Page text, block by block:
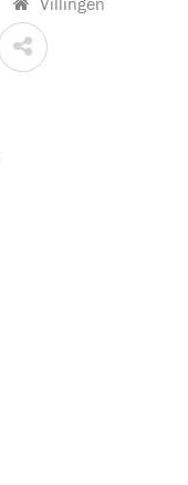
Villingen